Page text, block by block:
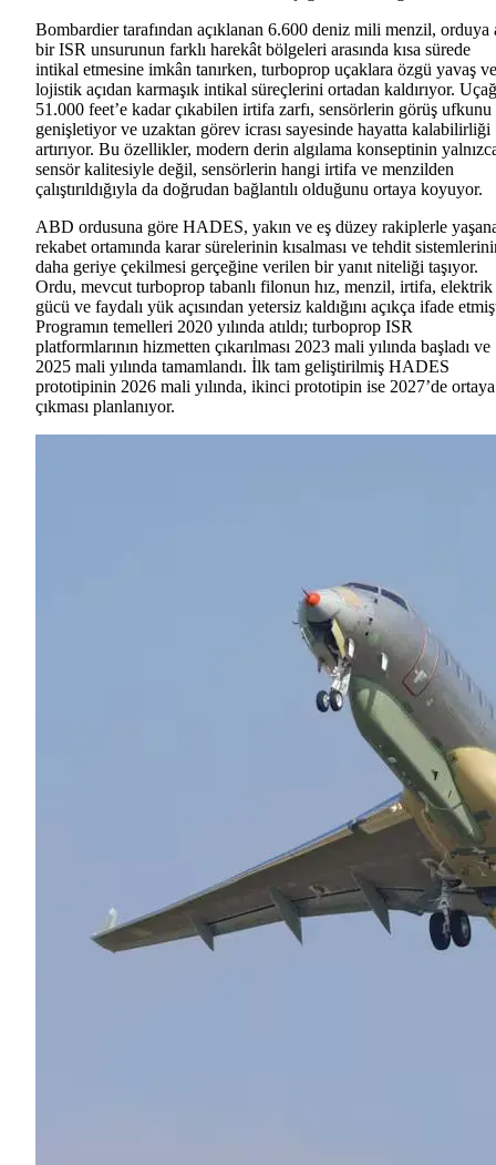
Bombardier tarafından açıklanan 6.600 deniz mili menzil, orduya
bir ISR unsurunun farklı harekât bölgeleri arasında kısa sürede
intikal etmesine imkân tanırken, turboprop uçaklara özgü yavaş ve
lojistik açıdan karmaşık intikal süreçlerini ortadan kaldırıyor.
51.000 feet’e kadar çıkabilen irtifa zarfı, sensörlerin görüş ufkunu
genişletiyor ve uzaktan görev icrası sayesinde hayatta kalabilirliği
artırıyor. Bu özellikler, modern derin algılama konseptinin
sensör kalitesiyle değil, sensörlerin hangi irtifa ve menzilden
çalıştırıldığıyla da doğrudan bağlantılı olduğunu ortaya koyuyor.
ABD ordusuna göre HADES, yakın ve eş düzey rakiplerle
rekabet ortamında karar sürelerinin kısalması ve tehdit
daha geriye çekilmesi gerçeğine verilen bir yanıt niteliği taşıyor.
Ordu, mevcut turboprop tabanlı filonun hız, menzil, irtifa, elektrik
gücü ve faydalı yük açısından yetersiz kaldığını açıkça ifade
Programın temelleri 2020 yılında atıldı; turboprop ISR
platformlarının hizmetten çıkarılması 2023 mali yılında başladı ve
2025 mali yılında tamamlandı. İlk tam geliştirilmiş HADES
prototipinin 2026 mali yılında, ikinci prototipin ise 2027’de ortaya
çıkması planlanıyor.